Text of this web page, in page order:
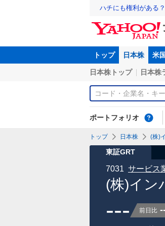
ハチにも権利がある
トップ 日本株 米
日本株トップ 日本株
ポートフォリオ
トップ 日本株 (株)
東証GRT
(株)イン
7031 サービス
--- 前日比